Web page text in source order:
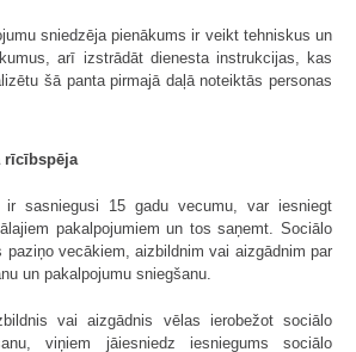
sniedzēja pienākums ir veikt tehniskus un
arī izstrādāt dienesta instrukcijas, kas
šā panta pirmajā daļā noteiktās personas
rīcībspēja
ir sasniegusi 15 gadu vecumu, var iesniegt
pakalpojumiem un tos saņemt. Sociālo
paziņo vecākiem, aizbildnim vai aizgādnim par
un pakalpojumu sniegšanu.
vai aizgādnis vēlas ierobežot sociālo
viņiem jāiesniedz iesniegums sociālo